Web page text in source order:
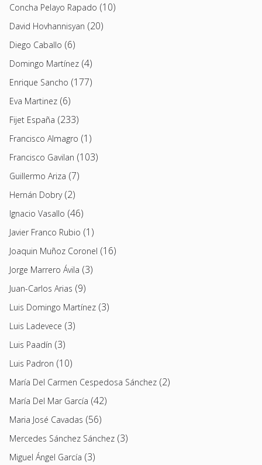
Concha Pelayo Rapado (10)
David Hovhannisyan (20)
Diego Caballo (6)
Domingo Martínez (4)
Enrique Sancho (177)
Eva Martinez (6)
Fijet España (233)
Francisco Almagro (1)
Francisco Gavilan (103)
Guillermo Ariza (7)
Hernán Dobry(2)
Ignacio Vasallo (46)
Javier Franco Rubio (1)
Joaquin Muñoz Coronel (16)
Jorge Marrero Ávila (3)
Juan-Carlos Arias (9)
Luis Domingo Martínez (3)
Luis Ladevece (3)
Luis Paadín (3)
Luis Padron (10)
María Del Carmen Cespedosa Sánchez (2)
María Del Mar García (42)
Maria José Cavadas (56)
Mercedes Sánchez Sánchez (3)
Miguel Ángel García (3)